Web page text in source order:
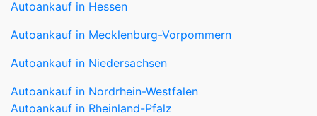
Autoankauf in Hessen
Autoankauf in Mecklenburg-Vorpommern
Autoankauf in Niedersachsen
Autoankauf in Nordrhein-Westfalen
Autoankauf in Rheinland-Pfalz